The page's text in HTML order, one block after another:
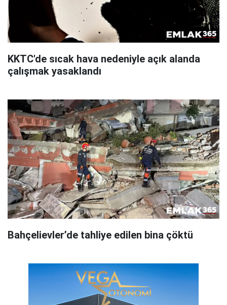
KKTC'de sıcak hava nedeniyle açık alanda
çalışmak yasaklandı
Bahçelievler’de tahliye edilen bina çöktü